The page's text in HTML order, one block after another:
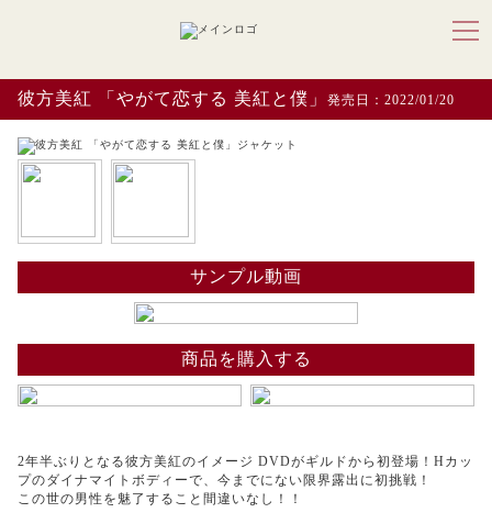
彼方美紅 「やがて恋する 美紅と僕」 発売日：2022/01/20
サンプル動画
商品を購入する
2年半ぶりとなる彼方美紅のイメージ DVDがギルドから初登場！Hカッ
プのダイナマイトボディーで、今までにない限界露出に初挑戦！
この世の男性を魅了すること間違いなし！！